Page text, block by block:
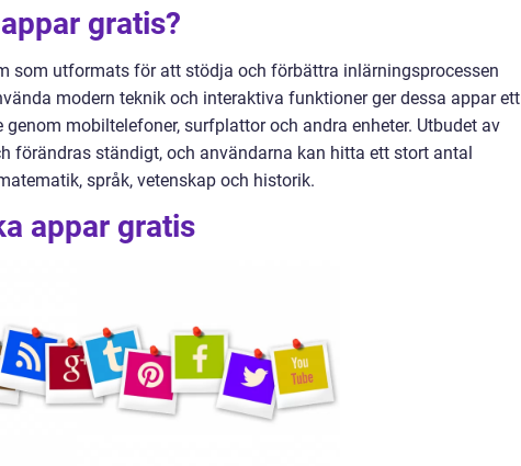
gratis?
som utformats för att stödja och förbättra inlärningsprocessen
modern teknik och interaktiva funktioner ger dessa appar ett
mobiltelefoner, surfplattor och andra enheter. Utbudet av
förändras ständigt, och användarna kan hitta ett stort antal
språk, vetenskap och historik.
appar gratis